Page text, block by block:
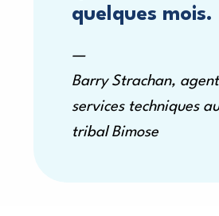
quelques mois.
Barry Strachan,
services techniques
tribal Bimose